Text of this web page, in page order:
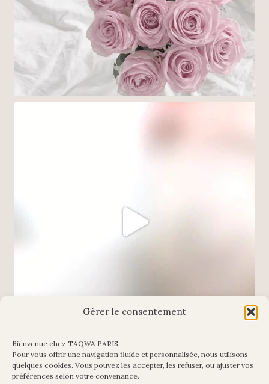
Gérer le consentement
Bienvenue chez TAQWA PARIS.
Pour vous offrir une navigation fluide et personnalisée, nous utilisons
quelques cookies. Vous pouvez les accepter, les refuser, ou ajuster vos
préférences selon votre convenance.
Charger plus Suivre sur Instagram